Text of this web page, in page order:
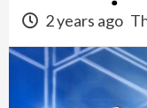
2 years ago